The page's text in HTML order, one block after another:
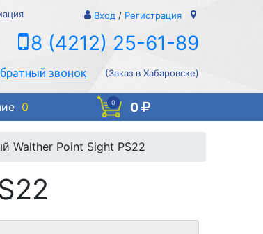
Вход / Регистрация
8 (4212) 25-61-89
звонок (Заказ в Хабаровске)
0 0 0
Walther Point Sight PS22